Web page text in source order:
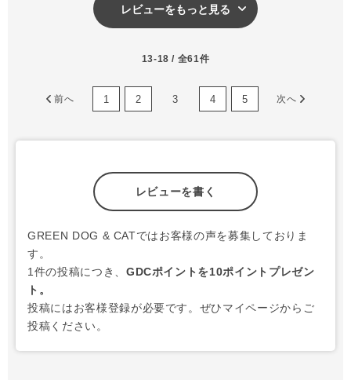
レビューをもっと見る
13-18 / 全61件
前へ 1 2 3 4 5 次へ
レビューを書く
GREEN DOG & CATではお客様の声を募集しておりま
す。
1件の投稿につき、 GDCポイントを10ポイントプレゼン
ト。
投稿にはお客様登録が必要です。ぜひマイページからご
投稿ください。